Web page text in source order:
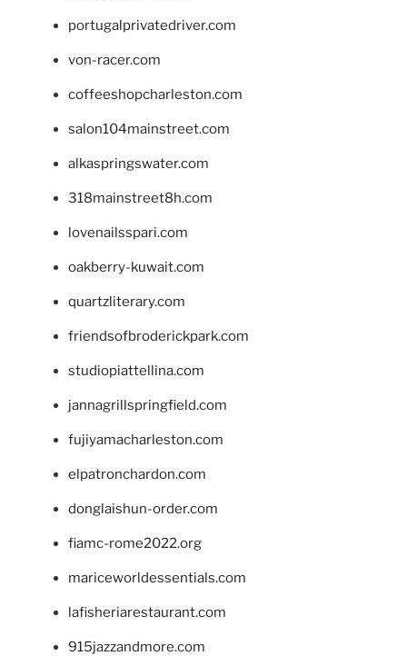
portugalprivatedriver.com
von-racer.com
coffeeshopcharleston.com
salon104mainstreet.com
alkaspringswater.com
318mainstreet8h.com
lovenailsspari.com
oakberry-kuwait.com
quartzliterary.com
friendsofbroderickpark.com
studiopiattellina.com
jannagrillspringfield.com
fujiyamacharleston.com
elpatronchardon.com
donglaishun-order.com
fiamc-rome2022.org
mariceworldessentials.com
lafisheriarestaurant.com
915jazzandmore.com